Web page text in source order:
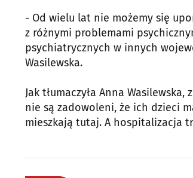
- Od wielu lat nie możemy się
z różnymi problemami
psychiatrycznych w innych
Wasilewska.
Jak tłumaczyła Anna
nie są zadowoleni, że ich dzieci
mieszkają tutaj. A hospitalizacja